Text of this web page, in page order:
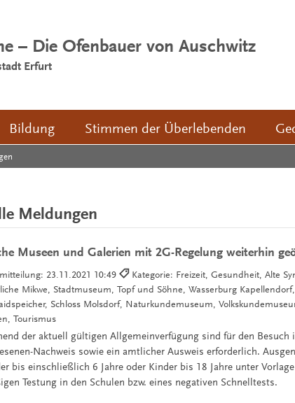
– Die Ofenbauer von Auschwitz
Erfurt
Bildung Stimmen der Überlebenden
Meldungen
Museen und Galerien mit 2G-Regelung weiterhin
23.11.2021 10:49
Kategorie: Freizeit, Gesundheit, Alte
Mikwe, Stadtmuseum, Topf und Söhne, Wasserburg
Schloss Molsdorf, Naturkundemuseum,
Tourismus
der aktuell gültigen Allgemeinverfügung sind für den Besuch
Nachweis sowie ein amtlicher Ausweis erforderlich.
bis einschließlich 6 Jahre oder Kinder bis 18 Jahre unter
Testung in den Schulen bzw. eines negativen Schnelltests.